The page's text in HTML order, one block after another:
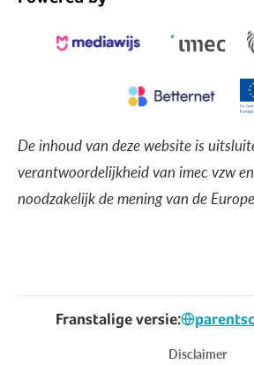
De inhoud van deze website is
verantwoordelijkheid van imec vzw
noodzakelijk de mening van de
Franstalige versie:
Disclaimer